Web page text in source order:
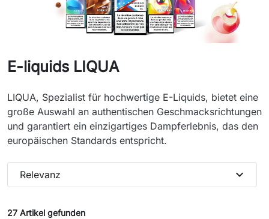
E-liquids LIQUA
LIQUA, Spezialist für hochwertige E-Liquids, bietet eine
große Auswahl an authentischen Geschmacksrichtungen
und garantiert ein einzigartiges Dampferlebnis, das den
europäischen Standards entspricht.
27 Artikel gefunden
Relevanz expand_more